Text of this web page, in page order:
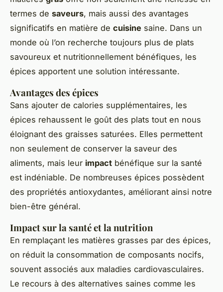
termes de saveurs, mais aussi des avantages
significatifs en matière de cuisine saine. Dans un
monde où l’on recherche toujours plus de plats
savoureux et nutritionnellement bénéfiques, les
épices apportent une solution intéressante.
Avantages des épices
Sans ajouter de calories supplémentaires, les
épices rehaussent le goût des plats tout en nous
éloignant des graisses saturées. Elles permettent
non seulement de conserver la saveur des
aliments, mais leur impact bénéfique sur la santé
est indéniable. De nombreuses épices possèdent
des propriétés antioxydantes, améliorant ainsi notre
bien-être général.
Impact sur la santé et la nutrition
En remplaçant les matières grasses par des épices,
on réduit la consommation de composants nocifs,
souvent associés aux maladies cardiovasculaires.
Le recours à des alternatives saines comme les